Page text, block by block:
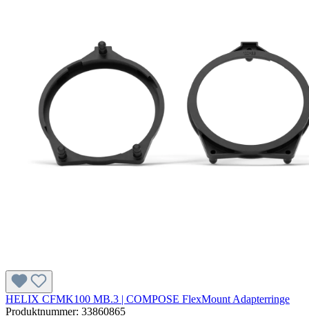
HELIX CFMK100 MB.3 | COMPOSE FlexMount Adapterringe
Produktnummer: 33860865